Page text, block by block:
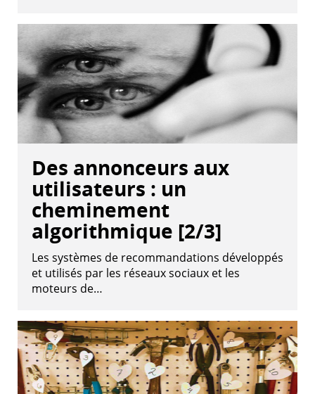
Des annonceurs aux
utilisateurs : un
cheminement
algorithmique [2/3]
Les systèmes de recommandations développés
et utilisés par les réseaux sociaux et les
moteurs de…